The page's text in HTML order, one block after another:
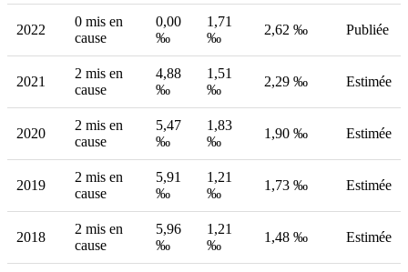
2022
0 mis en
cause
0,00
‰
1,71
‰
2,62 ‰ Publiée
2021
2 mis en
cause
4,88
‰
1,51
‰
2,29 ‰ Estimée
2020
2 mis en
cause
5,47
‰
1,83
‰
1,90 ‰ Estimée
2019
2 mis en
cause
5,91
‰
1,21
‰
1,73 ‰ Estimée
2018
2 mis en
cause
5,96
‰
1,21
‰
1,48 ‰ Estimée